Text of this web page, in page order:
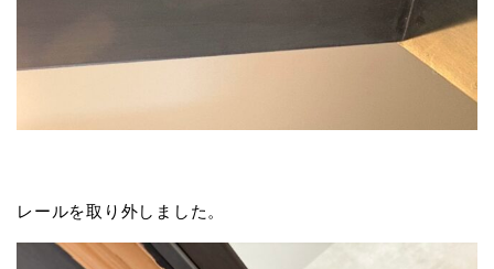
レールを取り外しました。